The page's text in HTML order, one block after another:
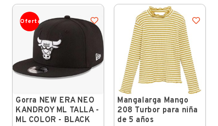
Oferta
Gorra NEW ERA NEO
KANDROY ML TALLA -
ML COLOR - BLACK
Mangalarga Mango
208 Turbor para niña
de 5 años